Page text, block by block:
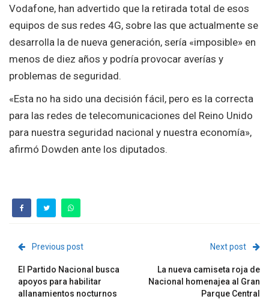
Vodafone, han advertido que la retirada total de esos
equipos de sus redes 4G, sobre las que actualmente se
desarrolla la de nueva generación, sería «imposible» en
menos de diez años y podría provocar averías y
problemas de seguridad.
«Esta no ha sido una decisión fácil, pero es la correcta
para las redes de telecomunicaciones del Reino Unido
para nuestra seguridad nacional y nuestra economía»,
afirmó Dowden ante los diputados.
Previous post
El Partido Nacional busca
apoyos para habilitar
allanamientos nocturnos
Next post
La nueva camiseta roja de
Nacional homenajea al Gran
Parque Central